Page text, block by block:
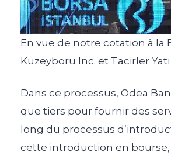
En vue de notre cotation à la
Kuzeyboru Inc. et Tacirler
Dans ce processus, Odea
que tiers pour fournir des
long du processus
cette introduction en